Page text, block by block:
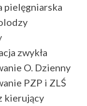
pielęgniarska
zwykła
O. Dzienny
PZP i ZLŚ
kierujący